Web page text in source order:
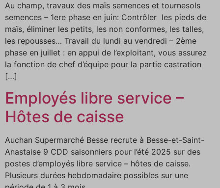
Au champ, travaux des maïs semences et tournesols
semences – 1ere phase en juin: Contrôler les pieds de
maïs, éliminer les petits, les non conformes, les talles,
les repousses… Travail du lundi au vendredi – 2ème
phase en juillet : en appui de l’exploitant, vous assurez
la fonction de chef d’équipe pour la partie castration
[…]
Employés libre service –
Hôtes de caisse
Auchan Supermarché Besse recrute à Besse-et-Saint-
Anastaise 9 CDD saisonniers pour l’été 2025 sur des
postes d’employés libre service – hôtes de caisse.
Plusieurs durées hebdomadaire possibles sur une